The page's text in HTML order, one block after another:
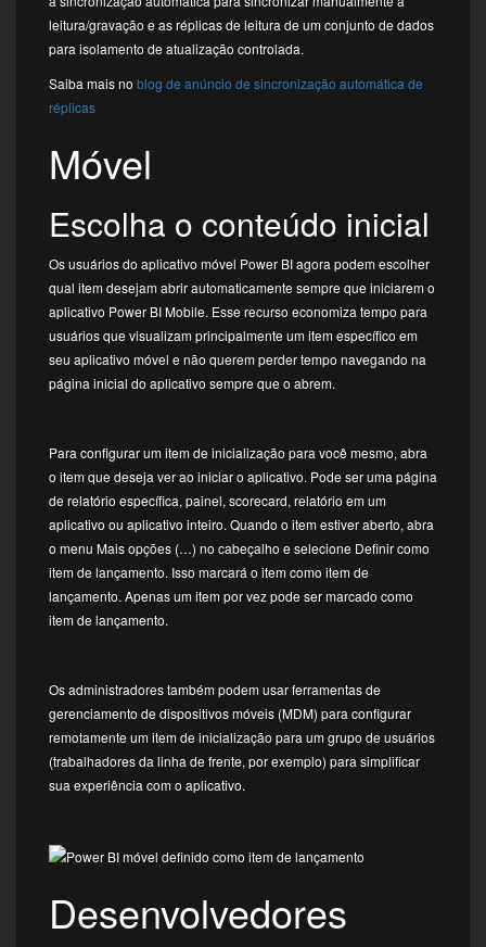
leitura/gravação e as réplicas de leitura de um conjunto de dados
para isolamento de atualização controlada.
Saiba mais no blog de anúncio de sincronização automática de
réplicas
Móvel
Escolha o conteúdo inicial
Os usuários do aplicativo móvel Power BI agora podem escolher
qual item desejam abrir automaticamente sempre que iniciarem o
aplicativo Power BI Mobile. Esse recurso economiza tempo para
usuários que visualizam principalmente um item específico em
seu aplicativo móvel e não querem perder tempo navegando na
página inicial do aplicativo sempre que o abrem.
Para configurar um item de inicialização para você mesmo, abra
o item que deseja ver ao iniciar o aplicativo. Pode ser uma página
de relatório específica, painel, scorecard, relatório em um
aplicativo ou aplicativo inteiro. Quando o item estiver aberto, abra
o menu Mais opções (…) no cabeçalho e selecione Definir como
item de lançamento. Isso marcará o item como item de
lançamento. Apenas um item por vez pode ser marcado como
item de lançamento.
Os administradores também podem usar ferramentas de
gerenciamento de dispositivos móveis (MDM) para configurar
remotamente um item de inicialização para um grupo de usuários
(trabalhadores da linha de frente, por exemplo) para simplificar
sua experiência com o aplicativo.
Desenvolvedores